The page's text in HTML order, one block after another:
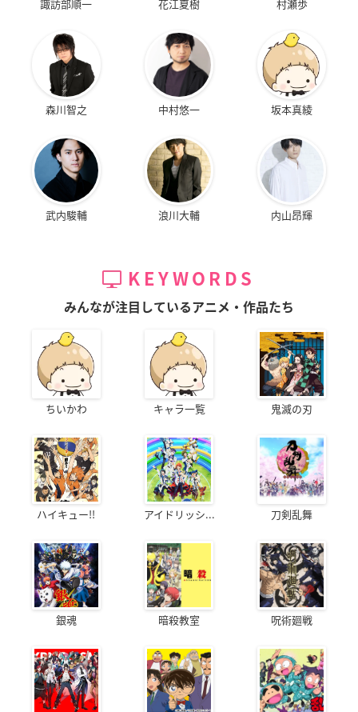
諏訪部順一 花江夏樹 村瀬歩
森川智之 中村悠一 坂本真綾
武内駿輔 浪川大輔 内山昂輝
KEYWORDS
みんなが注目しているアニメ・作品たち
ちいかわ キャラ一覧 鬼滅の刃
ハイキュー!! アイドリッシ... 刀剣乱舞
銀魂 暗殺教室 呪術廻戦